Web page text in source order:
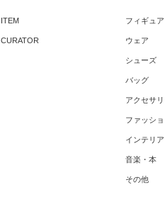
ITEM
CURATOR
フィギュ
ウェア
シューズ
バッグ
アクセサ
ファッシ
インテリア
音楽・本
その他